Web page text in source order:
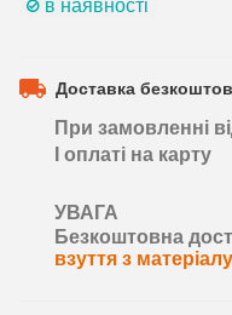
в наявності
Доставка
При замовленні
І оплаті на карту
УВАГА
Безкоштовна
взуття з